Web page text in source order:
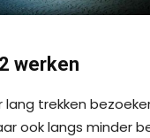
werken
lang trekken
ook langs minder